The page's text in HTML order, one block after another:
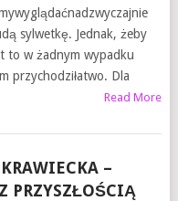
sylwetkę. Jednak, żeby
to w żadnym wypadku
przychodziłatwo. Dla
Read More
–
PRZYSZŁOŚCIĄ